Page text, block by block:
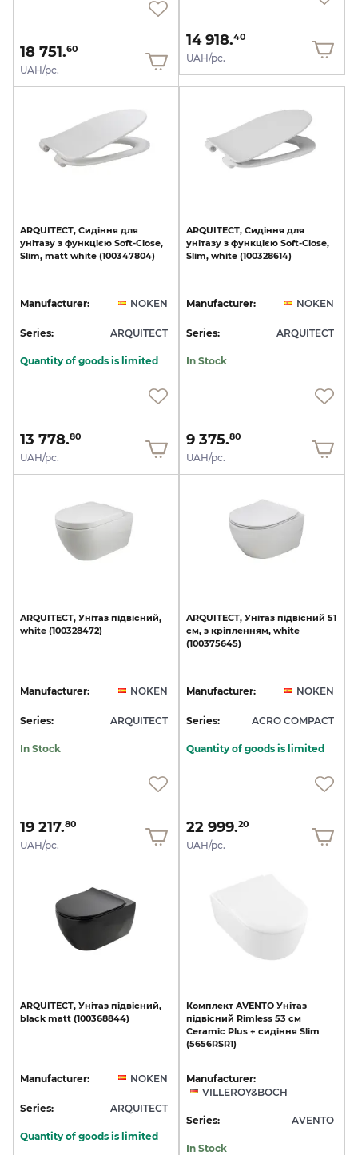
18 751.60
UAH/pc.
14 918.40
UAH/pc.
ARQUITECT, Сидіння для
унітазу з функцією Soft-Close,
Slim, matt white (100347804)
Manufacturer: NOKEN
Series: ARQUITECT
Quantity of goods is limited
13 778.80
UAH/pc.
ARQUITECT, Сидіння для
унітазу з функцією Soft-Close,
Slim, white (100328614)
Manufacturer: NOKEN
Series: ARQUITECT
In Stock
9 375.80
UAH/pc.
ARQUITECT, Унітаз підвісний,
white (100328472)
Manufacturer: NOKEN
Series: ARQUITECT
In Stock
19 217.80
UAH/pc.
ARQUITECT, Унітаз підвісний 51
см, з кріпленням, white
(100375645)
Manufacturer: NOKEN
Series: ACRO COMPACT
Quantity of goods is limited
22 999.20
UAH/pc.
ARQUITECT, Унітаз підвісний,
black matt (100368844)
Manufacturer: NOKEN
Series: ARQUITECT
Quantity of goods is limited
Комплект AVENTO Унітаз
підвісний Rimless 53 см
Ceramic Plus + сидіння Slim
(5656RSR1)
Manufacturer:
VILLEROY&BOCH
Series: AVENTO
In Stock